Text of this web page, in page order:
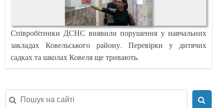
Співробітники ДСНС виявили порушення у навчальних
закладах Ковельського району. Перевірки у дитячих
садках та школах Ковеля ще тривають.